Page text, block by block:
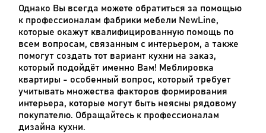
Однако Вы всегда можете обратиться за помощью
к профессионалам фабрики мебели NewLine,
которые окажут квалифицированную помощь по
всем вопросам, связанным с интерьером, а также
помогут создать тот вариант кухни на заказ,
который подойдёт именно Вам! Меблировка
квартиры - особенный вопрос, который требует
учитывать множества факторов формирования
интерьера, которые могут быть неясны рядовому
покупателю. Обращайтесь к профессионалам
дизайна кухни.